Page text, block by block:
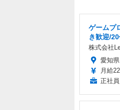
ゲームプ
き歓迎/
株式会社
愛知県
月給
正社員